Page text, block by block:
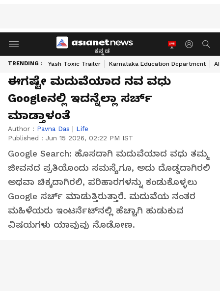
ಕನ್ನಡ
TRENDING : Yash Toxic Trailer Karnataka Education Department
ಈಗಷ್ಟೇ ಮದುವೆಯಾದ ನವ ವಧು
Googleನಲ್ಲಿ ಇದನ್ನೆಲ್ಲಾ ಸರ್ಚ್
ಮಾಡ್ತಾಳಂತೆ
Author : Pavna Das | Life
Published : Jun 15 2026, 02:22 PM IST
Google Search: ಹೊಸದಾಗಿ ಮದುವೆಯಾದ ವಧು ತಮ್ಮ
ಜೀವನದ ಪ್ರತಿಯೊಂದು ಸಮಸ್ಯೆಗೂ, ಅದು ದೊಡ್ಡದಾಗಿರಲಿ
ಅಥವಾ ಚಿಕ್ಕದಾಗಿರಲಿ, ಪರಿಹಾರಗಳನ್ನು ಕಂಡುಕೊಳ್ಳಲು
Google ಸರ್ಚ್ ಮಾಡುತ್ತಿರುತ್ತಾರೆ. ಮದುವೆಯ ನಂತರ
ಮಹಿಳೆಯರು ಇಂಟರ್ನೆಟ್‌ನಲ್ಲಿ ಹೆಚ್ಚಾಗಿ ಹುಡುಕುವ
ವಿಷಯಗಳು ಯಾವುವು ನೊಡೋಣ.